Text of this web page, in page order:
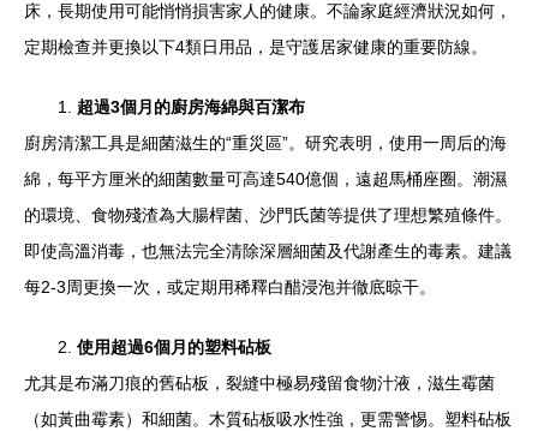
床，長期使用可能悄悄損害家人的健康。不論家庭經濟狀況如何，
定期檢查并更換以下4類日用品，是守護居家健康的重要防線。
1. 超過3個月的廚房海綿與百潔布
廚房清潔工具是細菌滋生的“重災區”。研究表明，使用一周后的海
綿，每平方厘米的細菌數量可高達540億個，遠超馬桶座圈。潮濕
的環境、食物殘渣為大腸桿菌、沙門氏菌等提供了理想繁殖條件。
即使高溫消毒，也無法完全清除深層細菌及代謝產生的毒素。建議
每2-3周更換一次，或定期用稀釋白醋浸泡并徹底晾干。
2. 使用超過6個月的塑料砧板
尤其是布滿刀痕的舊砧板，裂縫中極易殘留食物汁液，滋生霉菌
（如黃曲霉素）和細菌。木質砧板吸水性強，更需警惕。塑料砧板